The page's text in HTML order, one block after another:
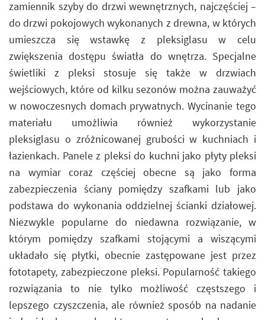
zamiennik szyby do drzwi wewnętrznych, najczęściej –
do drzwi pokojowych wykonanych z drewna, w których
umieszcza się wstawkę z pleksiglasu w celu
zwiększenia dostępu światła do wnętrza. Specjalne
świetliki z pleksi stosuje się także w drzwiach
wejściowych, które od kilku sezonów można zauważyć
w nowoczesnych domach prywatnych. Wycinanie tego
materiału umożliwia również wykorzystanie
pleksiglasu o zróżnicowanej grubości w kuchniach i
łazienkach. Panele z pleksi do kuchni jako płyty pleksi
na wymiar coraz częściej obecne są jako forma
zabezpieczenia ściany pomiędzy szafkami lub jako
podstawa do wykonania oddzielnej ścianki działowej.
Niezwykle popularne do niedawna rozwiązanie, w
którym pomiędzy szafkami stojącymi a wiszącymi
układało się płytki, obecnie zastępowane jest przez
fototapety, zabezpieczone pleksi. Popularność takiego
rozwiązania to nie tylko możliwość częstszego i
lepszego czyszczenia, ale również sposób na nadanie